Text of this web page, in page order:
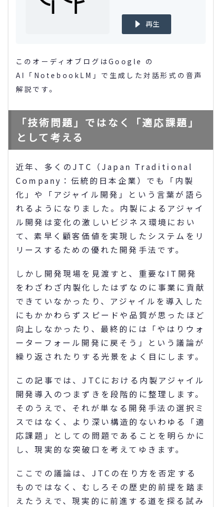
再生
このオーディオブログはGoogle の
AI「NotebookLM」で生成した対話形式の音声
解説です。
「技術問題」ではなく「適応課題」
として考える
近年、多くのJTC（Japan Traditional
Company：伝統的日本企業）でも「内製
化」や「アジャイル開発」という言葉が語ら
れるようになりました。内製によるアジャイ
ル開発は変化の激しいビジネス環境におい
て、素早く顧客価値を実現したシステムをリ
リースするための優れた開発手法です。
しかし開発現場を見渡すと、重要なIT開発
をわざわざ内製化したはずなのに事業に貢献
できていなかったり、アジャイルを導入した
にもかかわらずスピードや品質が思ったほど
向上しなかったり、最終的には「やはりウォ
ーターフォール開発に戻そう」という議論が
繰り返されたりする光景をよく目にします。
この記事では、JTCにおける内製アジャイル
開発導入のつまずきを段階的に整理します。
そのうえで、それが単なる開発手法の選択ミ
スではなく、より深い構造的ないわゆる「適
応課題」としての問題であることを明らかに
し、現実的な突破口を考えてゆきます。
ここでの議論は、JTCの在り方を否定する
ものではなく、むしろその歴史的前提を踏ま
えたうえで、現実的に前進する道を探る試み